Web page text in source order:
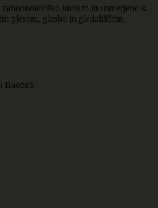
kulturo in usmerjeno k
plesom, glasbo in gledališčem.
Baobab